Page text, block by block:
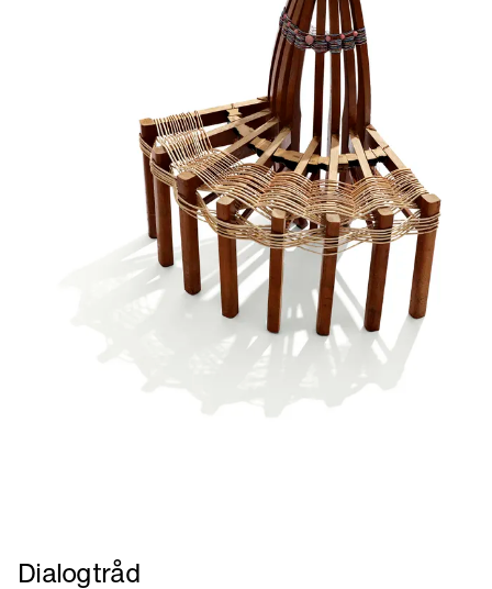
Læs
Dialogtråd